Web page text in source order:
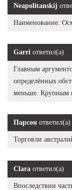
Neapolitanskij
Наименование:
Garri ответил(а)
Главным
определённых
меньше. Крупным
Парсон ответил(а)
Торговли
Clara ответил(а)
Впоследствии